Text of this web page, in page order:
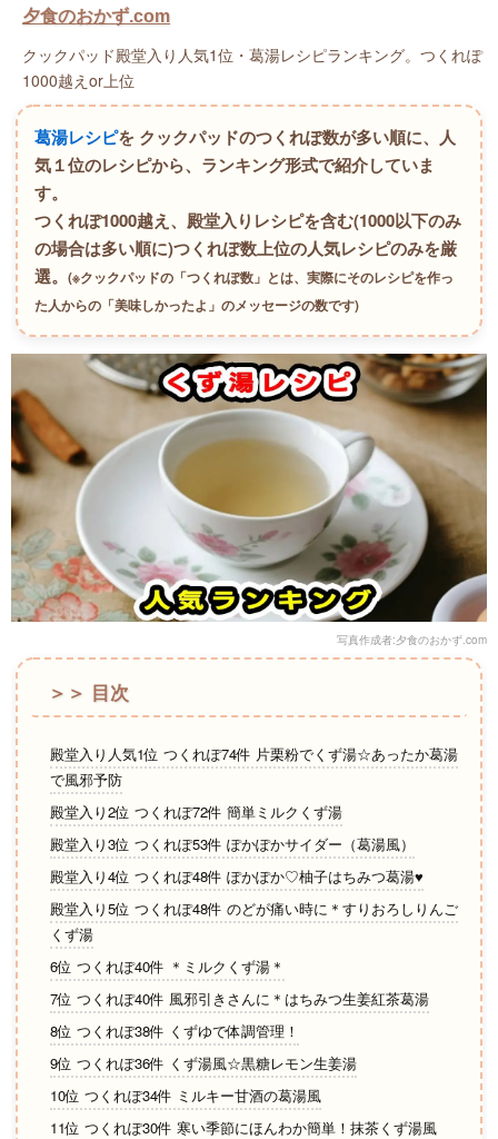
夕食のおかず.com
クックパッド殿堂入り人気1位・葛湯レシピランキング。つくれぽ
1000越えor上位
葛湯レシピを クックパッドのつくれぽ数が多い順に、人
気１位のレシピから、ランキング形式で紹介していま
す。
つくれぽ1000越え、殿堂入りレシピを含む(1000以下のみ
の場合は多い順に)つくれぽ数上位の人気レシピのみを厳
選。(※クックパッドの「つくれぽ数」とは、実際にそのレシピを作っ
た人からの「美味しかったよ」のメッセージの数です)
写真作成者:夕食のおかず.com
＞＞ 目次
殿堂入り人気1位 つくれぽ74件 片栗粉でくず湯☆あったか葛湯
で風邪予防
殿堂入り2位 つくれぽ72件 簡単ミルクくず湯
殿堂入り3位 つくれぽ53件 ぽかぽかサイダー（葛湯風）
殿堂入り4位 つくれぽ48件 ぽかぽか♡柚子はちみつ葛湯♥
殿堂入り5位 つくれぽ48件 のどが痛い時に＊すりおろしりんご
くず湯
6位 つくれぽ40件 ＊ミルクくず湯＊
7位 つくれぽ40件 風邪引きさんに＊はちみつ生姜紅茶葛湯
8位 つくれぽ38件 くずゆで体調管理！
9位 つくれぽ36件 くず湯風☆黒糖レモン生姜湯
10位 つくれぽ34件 ミルキー甘酒の葛湯風
11位 つくれぽ30件 寒い季節にほんわか簡単！抹茶くず湯風